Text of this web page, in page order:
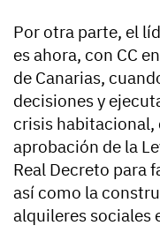
Por otra parte, el
es ahora, con CC
de Canarias,
decisiones y
crisis habitacional,
aprobación de la
Real Decreto para
así como la
alquileres sociales